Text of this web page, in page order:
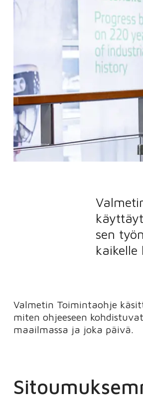
sen
kaikelle
Valmetin Toimintaohje
miten ohjeeseen
maailmassa ja joka päivä.